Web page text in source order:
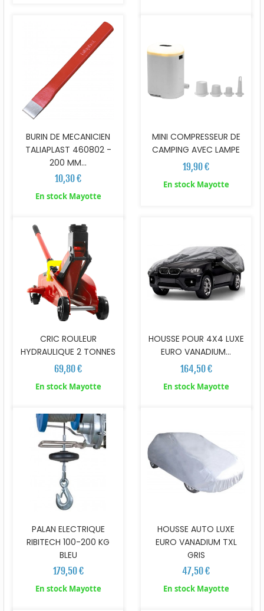
BURIN DE MECANICIEN
TALIAPLAST 460802 -
200 MM...
10,30 €
En stock Mayotte
MINI COMPRESSEUR DE
CAMPING AVEC LAMPE
19,90 €
En stock Mayotte
CRIC ROULEUR
HYDRAULIQUE 2 TONNES
69,80 €
En stock Mayotte
HOUSSE POUR 4X4 LUXE
EURO VANADIUM...
164,50 €
En stock Mayotte
PALAN ELECTRIQUE
RIBITECH 100-200 KG
BLEU
179,50 €
En stock Mayotte
HOUSSE AUTO LUXE
EURO VANADIUM TXL
GRIS
47,50 €
En stock Mayotte